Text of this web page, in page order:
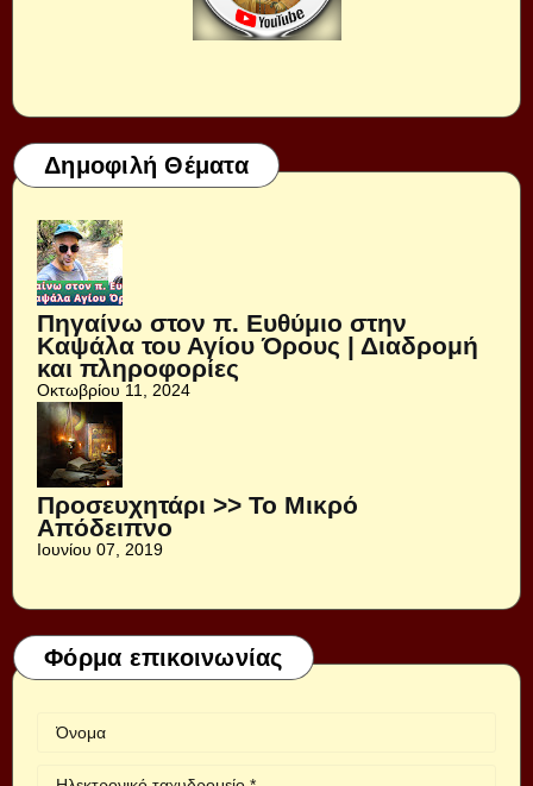
Δημοφιλή Θέματα
Πηγαίνω στον π. Ευθύμιο στην
Καψάλα του Αγίου Όρους | Διαδρομή
και πληροφορίες
Οκτωβρίου 11, 2024
Προσευχητάρι >> Το Μικρό
Απόδειπνο
Ιουνίου 07, 2019
Φόρμα επικοινωνίας